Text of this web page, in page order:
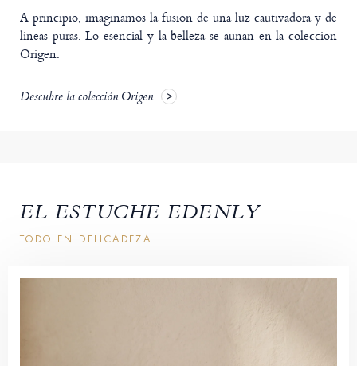
A principio, imaginamos la fusion de una luz cautivadora y de
lineas puras. Lo esencial y la belleza se aunan en la coleccion
Origen.
Descubre la colección Origen
EL ESTUCHE EDENLY
TODO EN DELICADEZA